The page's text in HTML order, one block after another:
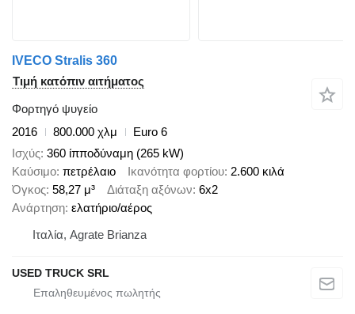
IVECO Stralis 360
Τιμή κατόπιν αιτήματος
Φορτηγό ψυγείο
2016
800.000 χλμ
Euro 6
Ισχύς 360 ίπποδύναμη (265 kW)
Καύσιμο πετρέλαιο Ικανότητα φορτίου 2.600 κιλά
Όγκος 58,27 μ³ Διάταξη αξόνων 6x2
Ανάρτηση ελατήριο/αέρος
Ιταλία, Agrate Brianza
USED TRUCK SRL